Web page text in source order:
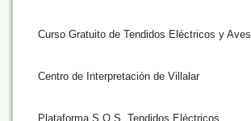
Curso Gratuito de Tendidos Eléctricos y Aves
Centro de Interpretación de Villalar
Plataforma S.O.S. Tendidos Eléctricos